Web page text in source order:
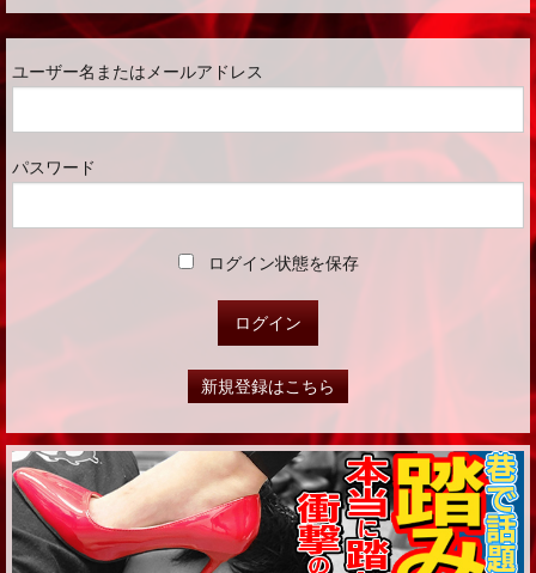
ユーザー名またはメールアドレス
パスワード
ログイン状態を保存
新規登録はこちら